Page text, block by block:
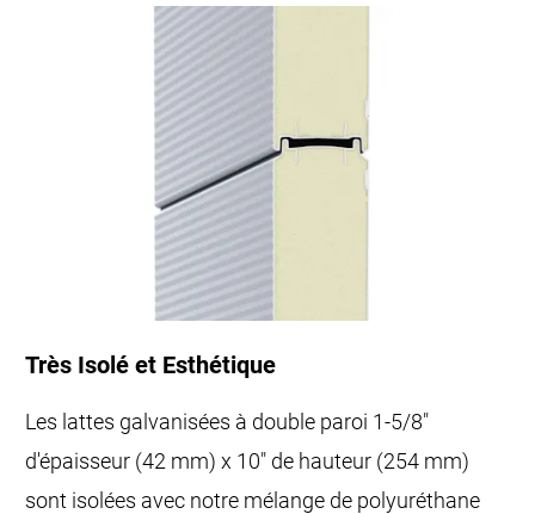
Très Isolé et Esthétique
Les lattes galvanisées à double paroi 1-5/8"
d'épaisseur (42 mm) x 10" de hauteur (254 mm)
sont isolées avec notre mélange de polyuréthane